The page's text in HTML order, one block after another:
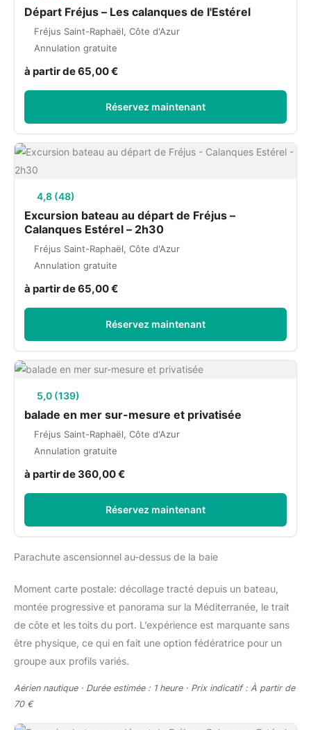
Départ Fréjus – Les calanques de l'Estérel
Fréjus Saint-Raphaël, Côte d'Azur
Annulation gratuite
à partir de 65,00 €
Réservez maintenant
4,8 (48)
Excursion bateau au départ de Fréjus –
Calanques Estérel – 2h30
Fréjus Saint-Raphaël, Côte d'Azur
Annulation gratuite
à partir de 65,00 €
Réservez maintenant
5,0 (139)
balade en mer sur-mesure et privatisée
Fréjus Saint-Raphaël, Côte d'Azur
Annulation gratuite
à partir de 360,00 €
Réservez maintenant
Parachute ascensionnel au-dessus de la baie
Moment carte postale: décollage tracté depuis un bateau,
montée progressive et panorama sur la Méditerranée, le trait
de côte et les toits du port. L’expérience est marquante sans
être physique, ce qui en fait une option fédératrice pour un
groupe aux profils variés.
Aérien nautique · Durée estimée : 1 heure · Prix indicatif : À partir de
70 €